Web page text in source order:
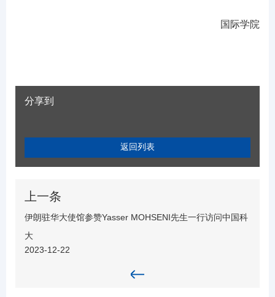
国际学院
分享到
返回列表
上一条
伊朗驻华大使馆参赞Yasser MOHSENI先生一行访问中国科
大
2023-12-22